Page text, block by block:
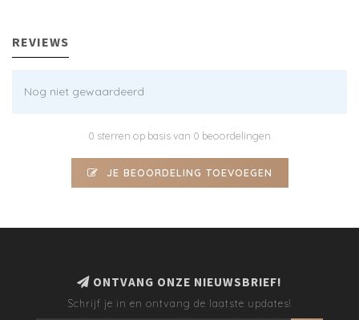
REVIEWS
Nog niet gewaardeerd
0 sterren op basis van 0 beoordelingen
JE BEOORDELING TOEVOEGEN
ONTVANG ONZE NIEUWSBRIEF!
Schrijf je in en ontvang de laatste updates!